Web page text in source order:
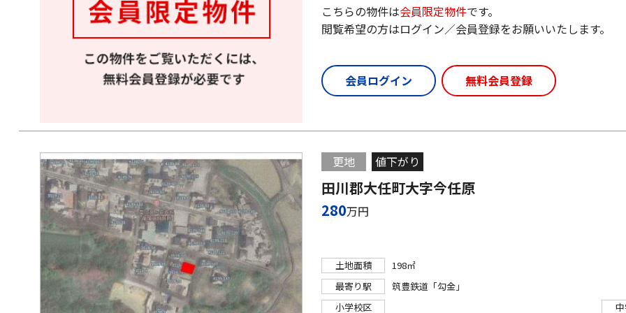
こちらの物件は会員限定物件です。
閲覧希望の方はログイン／会員登録をお願いいたします。
会員ログイン 無料会員登録
更地 値下がり
田川郡大任町大字今任原
280万円
土地面積
198㎡
最寄り駅
筑豊鉄道「勾金」
小学校区